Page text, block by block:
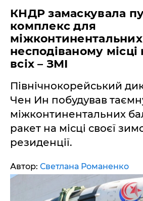
КНДР замаскувала
комплекс для
несподіваному місці
всіх – ЗМІ
Північнокорейський
Чен Ин побудував
міжконтинентальних
ракет на місці своєї
резиденції.
Автор: Светлана Романенко